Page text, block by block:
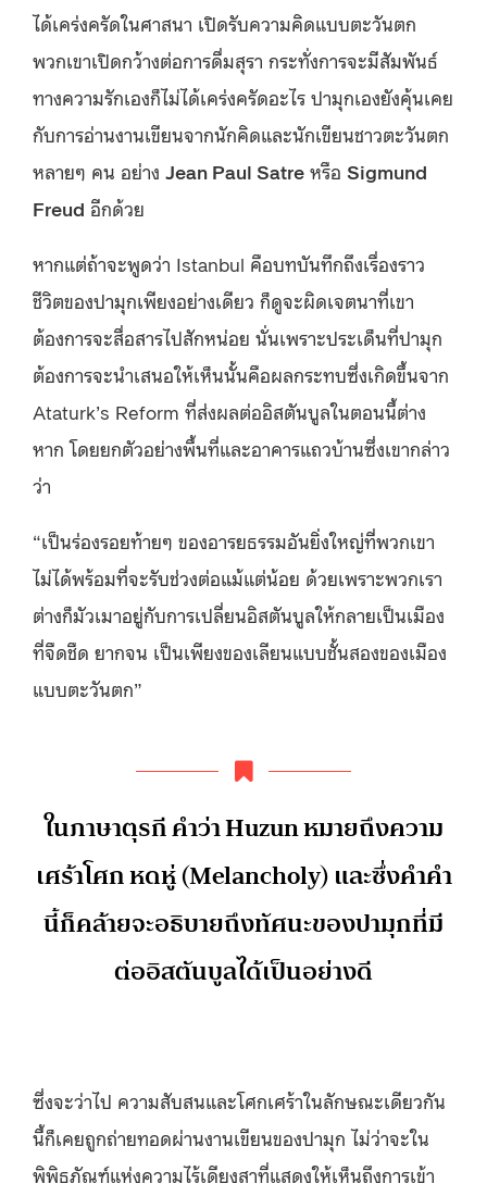
ได้เคร่งครัดในศาสนา เปิดรับความคิดแบบตะวันตก
พวกเขาเปิดกว้างต่อการดื่มสุรา กระทั่งการจะมีสัมพันธ์
ทางความรักเองก็ไม่ได้เคร่งครัดอะไร ปามุกเองยังคุ้นเคย
กับการอ่านงานเขียนจากนักคิดและนักเขียนชาวตะวันตก
หลายๆ คน อย่าง Jean Paul Satre หรือ Sigmund
Freud อีกด้วย
หากแต่ถ้าจะพูดว่า Istanbul คือบทบันทึกถึงเรื่องราว
ชีวิตของปามุกเพียงอย่างเดียว ก็ดูจะผิดเจตนาที่เขา
ต้องการจะสื่อสารไปสักหน่อย นั่นเพราะประเด็นที่ปามุก
ต้องการจะนำเสนอให้เห็นนั้นคือผลกระทบซึ่งเกิดขึ้นจาก
Ataturk’s Reform ที่ส่งผลต่ออิสตันบูลในตอนนี้ต่าง
หาก โดยยกตัวอย่างพื้นที่และอาคารแถวบ้านซึ่งเขากล่าว
ว่า
“เป็นร่องรอยท้ายๆ ของอารยธรรมอันยิ่งใหญ่ที่พวกเขา
ไม่ได้พร้อมที่จะรับช่วงต่อแม้แต่น้อย ด้วยเพราะพวกเรา
ต่างก็มัวเมาอยู่กับการเปลี่ยนอิสตันบูลให้กลายเป็นเมือง
ที่จืดชืด ยากจน เป็นเพียงของเลียนแบบชั้นสองของเมือง
แบบตะวันตก”
ในภาษาตุรกี คำว่า Huzun หมายถึงความ
เศร้าโศก หดหู่ (Melancholy) และซึ่งคำคำ
นี้ก็คล้ายจะอธิบายถึงทัศนะของปามุกที่มี
ต่ออิสตันบูลได้เป็นอย่างดี
ซึ่งจะว่าไป ความสับสนและโศกเศร้าในลักษณะเดียวกัน
นี้ก็เคยถูกถ่ายทอดผ่านงานเขียนของปามุก ไม่ว่าจะใน
พิพิธภัณฑ์แห่งความไร้เดียงสาที่แสดงให้เห็นถึงการเข้า